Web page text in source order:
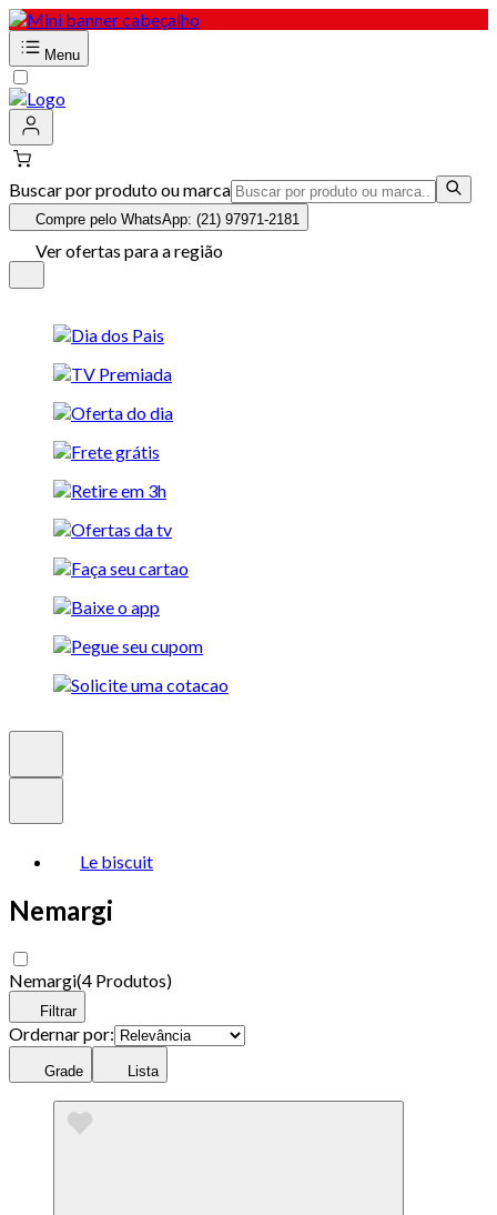
Menu
Buscar por produto ou marca
Compre pelo WhatsApp: (21) 97971-2181
Ver ofertas para a região
Le biscuit
Nemargi
Nemargi(4 Produtos)
Filtrar
Ordernar por:
Grade Lista